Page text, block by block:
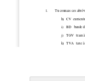
1.        Tu connais ces
h) CV
i) BD   bande
j) TGV   train
k) TVA   taxe à